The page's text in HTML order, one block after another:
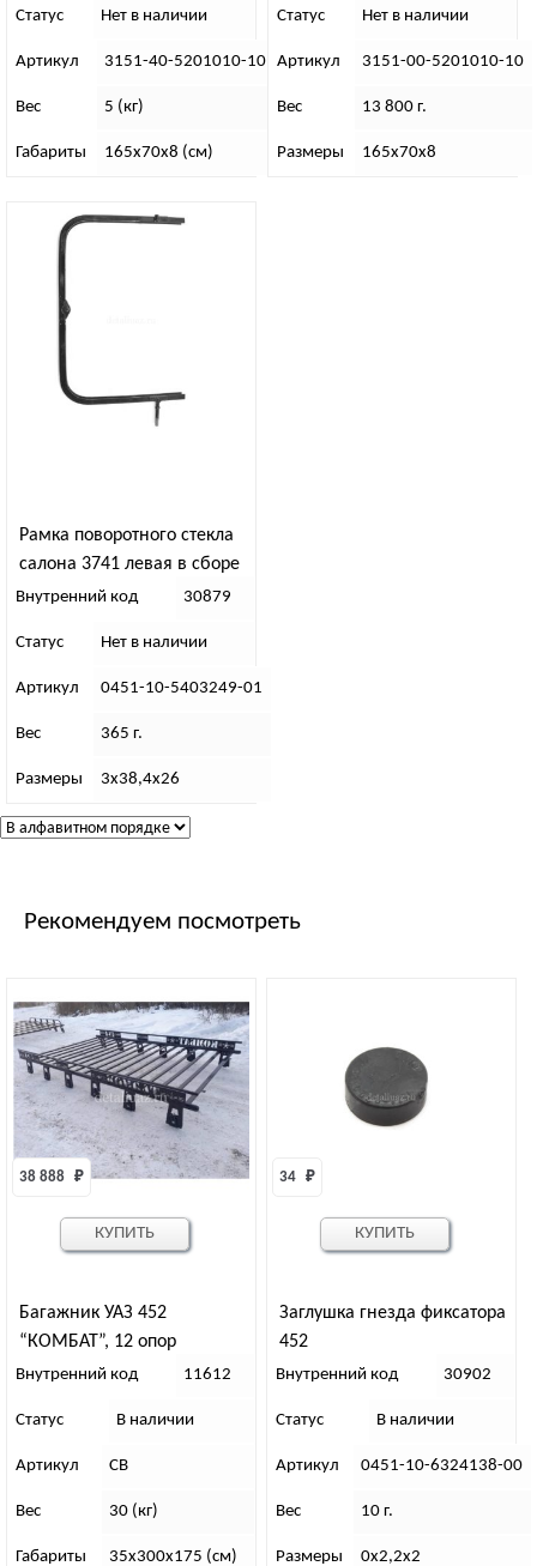
Статус Нет в наличии
Артикул 3151-40-5201010-10
Вес 5 (кг)
Габариты 165х70х8 (см)
Статус Нет в наличии
Артикул 3151-00-5201010-10
Вес 13 800 г.
Размеры 165х70х8
Рамка поворотного стекла
салона 3741 левая в сборе
Внутренний код 30879
Статус Нет в наличии
Артикул 0451-10-5403249-01
Вес 365 г.
Размеры 3х38,4х26
Рекомендуем посмотреть
Багажник УАЗ 452
“КОМБАТ”, 12 опор
38 888 ₽
Внутренний код 11612
Статус В наличии
Артикул СВ
Вес 30 (кг)
Габариты 35х300х175 (см)
КУПИТЬ
Заглушка гнезда фиксатора
452
34 ₽
Внутренний код 30902
Статус В наличии
Артикул 0451-10-6324138-00
Вес 10 г.
Размеры 0х2,2х2
КУПИТЬ